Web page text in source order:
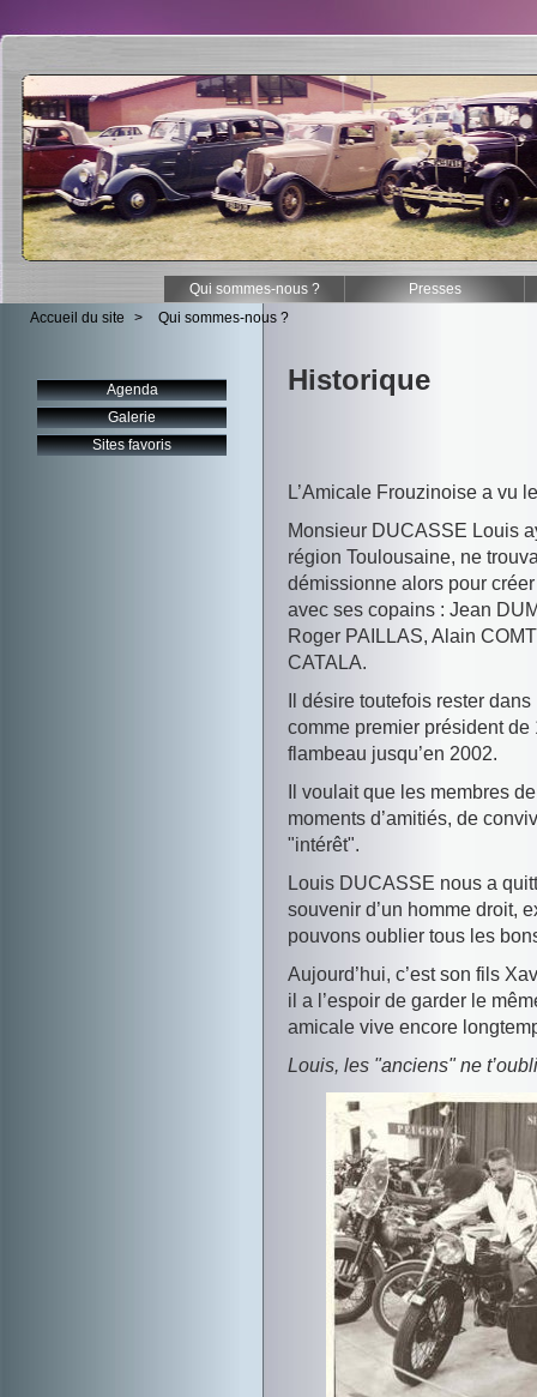
Qui sommes-nous ?
Presses
Accueil du site
> Qui sommes-nous ?
Historique
L’Amicale Frouzinoise a vu
Monsieur DUCASSE Louis
région Toulousaine, ne
démissionne alors pour
avec ses copains : Jean
Roger PAILLAS, Alain
CATALA.
Il désire toutefois rester dans
comme premier président
flambeau jusqu’en 2002.
Il voulait que les membres
moments d’amitiés, de
"intérêt".
Louis DUCASSE nous a
souvenir d’un homme droit,
pouvons oublier tous les
Aujourd’hui, c’est son fils
il a l’espoir de garder le
amicale vive encore
Louis, les "anciens" ne
Agenda
Galerie
Sites favoris